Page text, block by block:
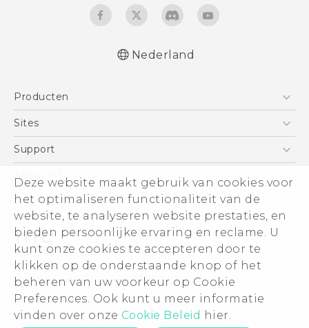
Deze website maakt gebruik van cookies voor
het optimaliseren functionaliteit van de
website, te analyseren website prestaties, en
bieden persoonlijke ervaring en reclame. U
kunt onze cookies te accepteren door te
klikken op de onderstaande knop of het
beheren van uw voorkeur op Cookie
Preferences. Ook kunt u meer informatie
vinden over onze Cookie Beleid hier.
Nederlands - Gebruikershandleiding
wettelijke voorschriften
Deutsch - Informationen zur Sicherheit und
behördliche Bestimmungen
English - Quick start guide
English - User manual
English - Safety and regulatory guide
Nederland
Producten
Telefoons
Vive
Accessoires
Sites
HTC Vive
Aan de slag
Support
Support voor eCommerce
About HTC
ESG
Informatie over het bedrijf
Voor beleggers (engels)
Cookie Preferences
Vacatures
Security and Privacy Whitepaper
© 2011-2026 HTC Corporation
Legal terms